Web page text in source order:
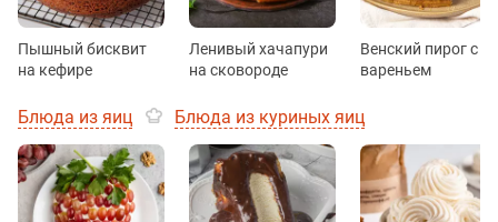
Пышный бисквит
на кефире
Ленивый хачапури
на сковороде
Венский пирог с
вареньем
Блюда из яиц Блюда из куриных яиц